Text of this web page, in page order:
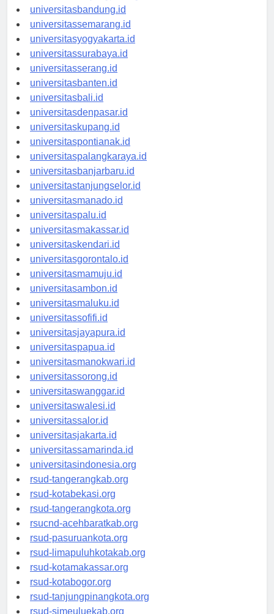
universitastanjungpinang.id
universitasbandung.id
universitassemarang.id
universitasyogyakarta.id
universitassurabaya.id
universitasserang.id
universitasbanten.id
universitasbali.id
universitasdenpasar.id
universitaskupang.id
universitaspontianak.id
universitaspalangkaraya.id
universitasbanjarbaru.id
universitastanjungselor.id
universitasmanado.id
universitaspalu.id
universitasmakassar.id
universitaskendari.id
universitasgorontalo.id
universitasmamuju.id
universitasambon.id
universitasmaluku.id
universitassofifi.id
universitasjayapura.id
universitaspapua.id
universitasmanokwari.id
universitassorong.id
universitaswanggar.id
universitaswalesi.id
universitassalor.id
universitasjakarta.id
universitassamarinda.id
universitasindonesia.org
rsud-tangerangkab.org
rsud-kotabekasi.org
rsud-tangerangkota.org
rsucnd-acehbaratkab.org
rsud-pasuruankota.org
rsud-limapuluhkotakab.org
rsud-kotamakassar.org
rsud-kotabogor.org
rsud-tanjungpinangkota.org